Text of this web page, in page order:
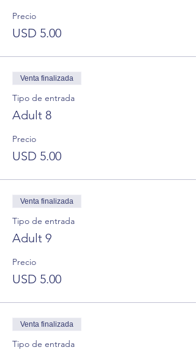
Precio
USD 5.00
Venta finalizada
Tipo de entrada
Adult 8
Precio
USD 5.00
Venta finalizada
Tipo de entrada
Adult 9
Precio
USD 5.00
Venta finalizada
Tipo de entrada